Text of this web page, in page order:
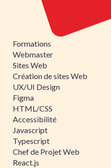
Formations
Webmaster
Sites Web
Création de sites Web
UX/UI Design
Figma
HTML/CSS
Accessibilité
Javascript
Typescript
Chef de Projet Web
React.js